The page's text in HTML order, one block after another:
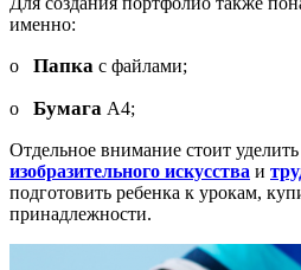
именно:
o Папка с файлами;
o Бумага А4;
Отдельное внимание стоит уделить
изобразительного искусства и
подготовить ребенка к урокам,
принадлежности.